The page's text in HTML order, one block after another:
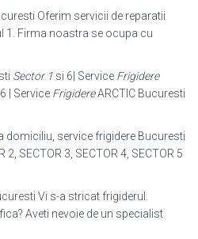
Oferim servicii de reparatii
1. Firma noastra se ocupa cu
Sector 1 si 6| Service Frigidere
| Service FrigidereARCTIC Bucuresti
domiciliu, service frigidere Bucuresti
2, SECTOR 3, SECTOR 4, SECTOR 5
Vi s-a stricat frigiderul.
Aveti nevoie de un specialist